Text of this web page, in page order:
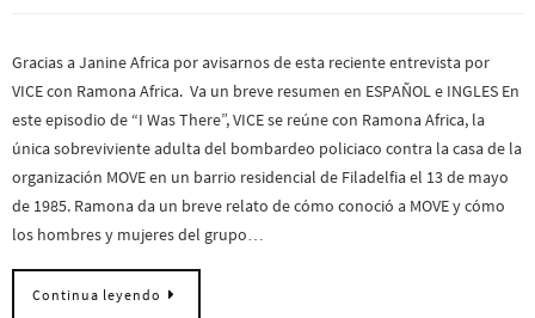
Gracias a Janine Africa por avisarnos de esta reciente entrevista por
VICE con Ramona Africa. Va un breve resumen en ESPAÑOL e INGLES En
este episodio de “I Was There”, VICE se reúne con Ramona Africa, la
única sobreviviente adulta del bombardeo policiaco contra la casa de la
organización MOVE en un barrio residencial de Filadelfia el 13 de mayo
de 1985. Ramona da un breve relato de cómo conoció a MOVE y cómo
los hombres y mujeres del grupo…
Continua leyendo